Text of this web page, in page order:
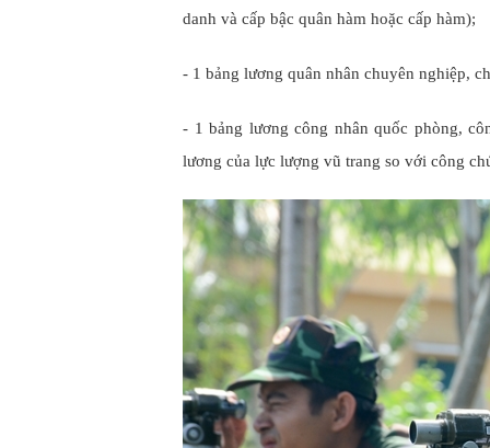
danh và cấp bậc quân hàm hoặc cấp hàm);
- 1 bảng lương quân nhân chuyên nghiệp,
- 1 bảng lương công nhân quốc phòng,
lương của lực lượng vũ trang so với công